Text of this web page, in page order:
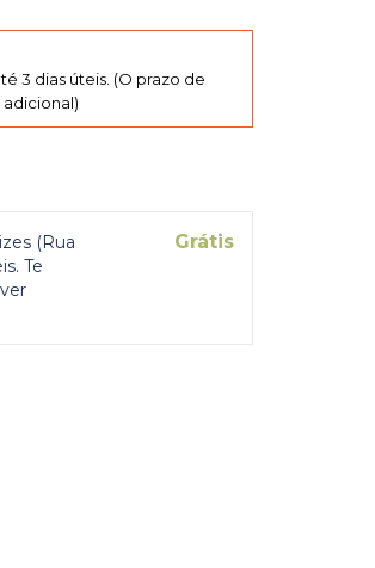
3 dias úteis. (O prazo de
(Rua
Te
Grátis